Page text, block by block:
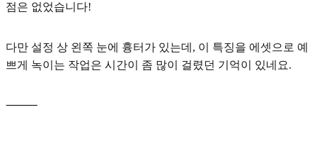
점은 없었습니다!
다만 설정 상 왼쪽 눈에 흉터가 있는데, 이 특징을 에셋으로 예
쁘게 녹이는 작업은 시간이 좀 많이 걸렸던 기억이 있네요.
⸻